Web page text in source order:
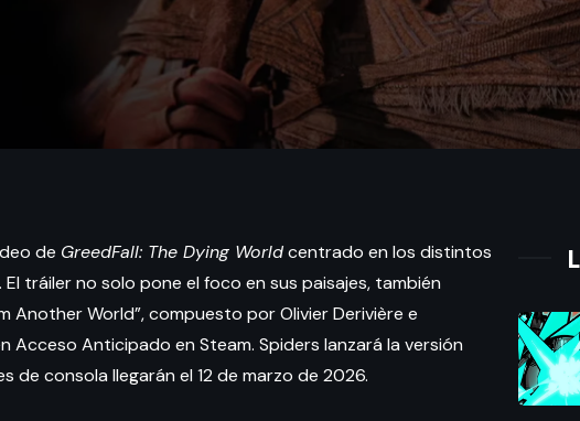
de GreedFall: The Dying Worldcentrado en los distintos
tráiler no solo pone el foco en sus paisajes, también
Another World”, compuesto por Olivier Derivière e
Acceso Anticipado en Steam. Spiders lanzará la versión
de consola llegarán el 12 de marzo de 2026.